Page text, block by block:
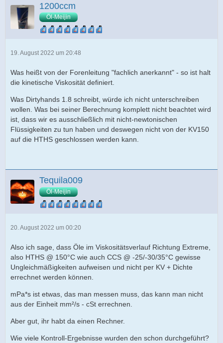
1200ccm
Öl-Meijin
19. August 2022 um 20:48
Was heißt von der Forenleitung "fachlich anerkannt" - so ist halt
die kinetische Viskosität definiert.
Was Dirtyhands 1.8 schreibt, würde ich nicht unterschreiben
wollen. Was bei seiner Berechnung komplett nicht beachtet wird
ist, dass wir es ausschließlich mit nicht-newtonischen
Flüssigkeiten zu tun haben und deswegen nicht von der KV150
auf die HTHS geschlossen werden kann.
Tequila009
Öl-Meijin
20. August 2022 um 00:20
Also ich sage, dass Öle im Viskositätsverlauf Richtung Extreme,
also HTHS @ 150°C wie auch CCS @ -25/-30/35°C gewisse
Ungleichmäßigkeiten aufweisen und nicht per KV + Dichte
errechnet werden können.
mPa*s ist etwas, das man messen muss, das kann man nicht
aus der Einheit mm²/s - cSt errechnen.
Aber gut, ihr habt da einen Rechner.
Wie viele Kontroll-Ergebnisse wurden den schon durchgeführt?